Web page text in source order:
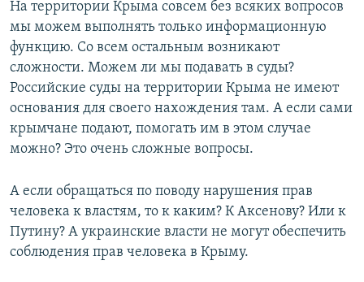
На территории Крыма совсем без всяких вопросов
мы можем выполнять только информационную
функцию. Со всем остальным возникают
сложности. Можем ли мы подавать в суды?
Российские суды на территории Крыма не имеют
основания для своего нахождения там. А если сами
крымчане подают, помогать им в этом случае
можно? Это очень сложные вопросы.
А если обращаться по поводу нарушения прав
человека к властям, то к каким? К Аксенову? Или к
Путину? А украинские власти не могут обеспечить
соблюдения прав человека в Крыму.